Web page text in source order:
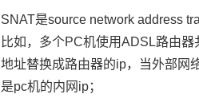
SNAT是source network address
比如，多个PC机使用ADSL路由
地址替换成路由器的ip，当外部网
是pc机的内网ip；